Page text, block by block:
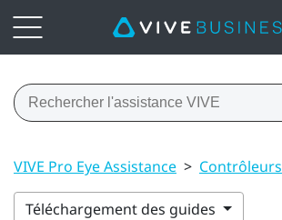
VIVE Pro Eye Assistance > Contrôleurs
Téléchargement des guides